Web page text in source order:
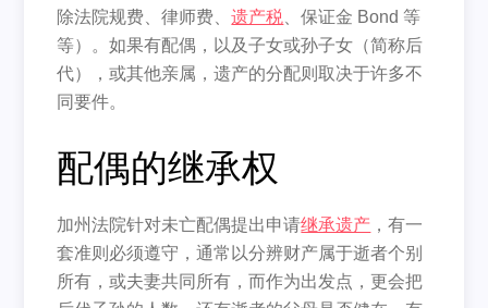
除法院规费、律师费、遗产税 、保证金 Bond 等
等）。如果有配偶，以及子女或孙子女（简称后
代），或其他亲属，遗产的分配则取决于许多不
同要件。
配偶的继承权
加州法院针对未亡配偶提出申请继承遗产 ，有一
套准则必须遵守，通常以分辨财产属于逝者个别
所有，或夫妻共同所有，而作为出发点，更会把